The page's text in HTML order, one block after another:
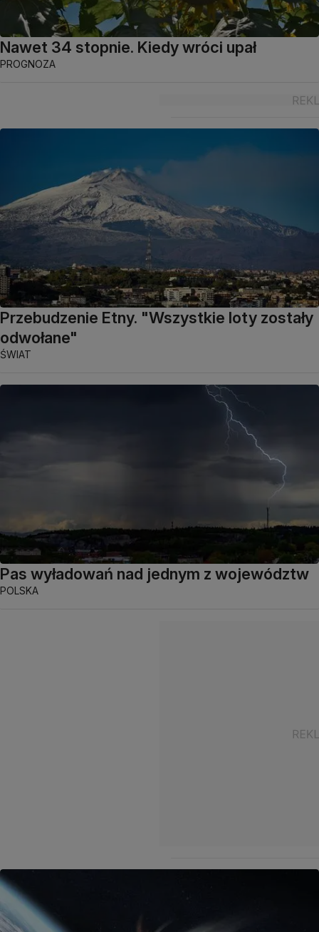
Nawet 34 stopnie. Kiedy wróci upał
PROGNOZA
Przebudzenie Etny. "Wszystkie loty zostały
odwołane"
ŚWIAT
Pas wyładowań nad jednym z województw
POLSKA